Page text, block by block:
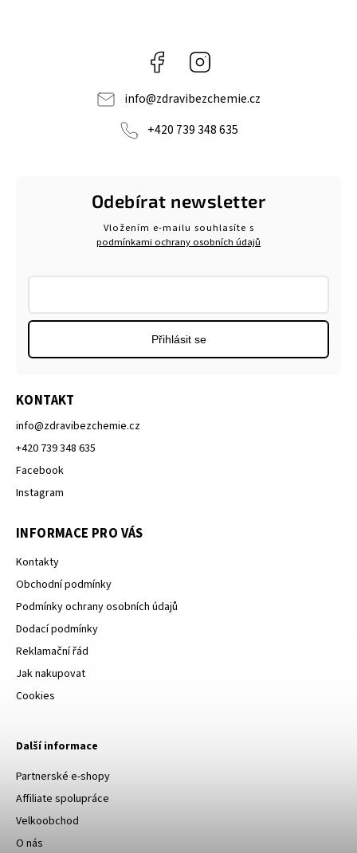
Facebook
info@zdravibezchemie.cz
+420 739 348 635
KONTAKT
info@zdravibezchemie.cz
+420 739 348 635
Facebook
Instagram
INFORMACE PRO VÁS
Kontakty
Obchodní podmínky
Podmínky ochrany osobních údajů
Dodací podmínky
Reklamační řád
Jak nakupovat
Cookies
Odebírat newsletter
Vložením e-mailu souhlasíte s
podmínkami ochrany osobních údajů
Přihlásit se
Další informace
Partnerské e-shopy
Affiliate spolupráce
Velkoobchod
O nás